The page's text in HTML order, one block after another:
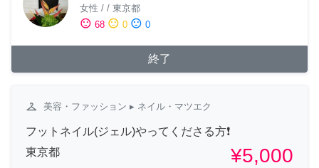
女性 / / 東京都
sentiment_satisfied 68 sentiment_neutral 0 sentiment_dissatisfied 0
終了
checkroom 美容・ファッション ▸ ネイル・マツエク
フットネイル(ジェル)やってくださる方❗
東京都
¥5,000